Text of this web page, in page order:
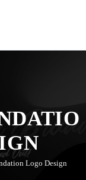
Logo Design